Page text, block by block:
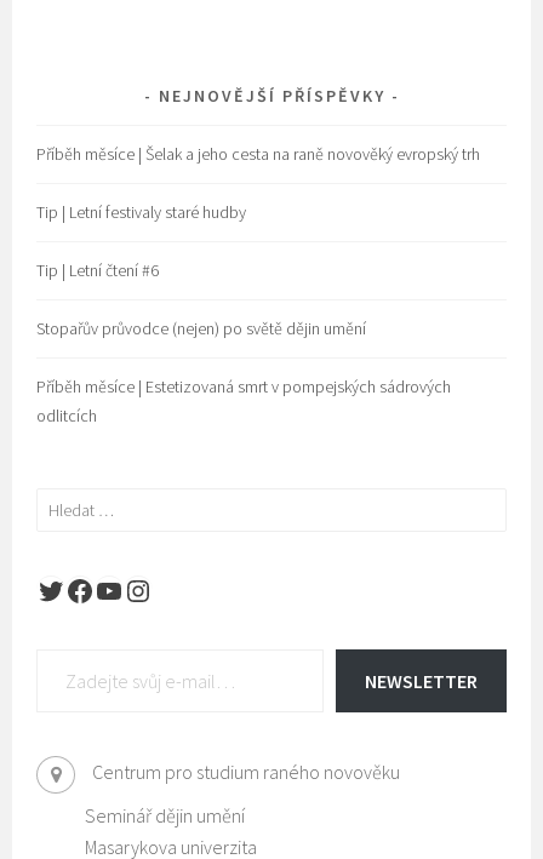
NEJNOVĚJŠÍ PŘÍSPĚVKY
Příběh měsíce | Šelak a jeho cesta na raně novověký evropský trh
Tip | Letní festivaly staré hudby
Tip | Letní čtení #6
Stopařův průvodce (nejen) po světě dějin umění
Příběh měsíce | Estetizovaná smrt v pompejských sádrových
odlitcích
Vyhledávání
Twitter
Facebook
YouTube
Instagram
NEWSLETTER
Centrum pro studium raného novověku
Seminář dějin umění
Masarykova univerzita